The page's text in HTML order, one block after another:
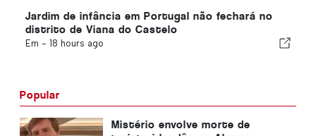
Jardim de infância em Portugal não fechará no
distrito de Viana do Castelo
Em - 18 hours ago
Popular
Mistério envolve morte de